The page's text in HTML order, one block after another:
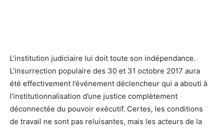
L’institution judiciaire lui doit toute son indépendance.
L’insurrection populaire des 30 et 31 octobre 2017 aura
été effectivement l’événement déclencheur qui a abouti à
l’institutionnalisation d’une justice complètement
déconnectée du pouvoir exécutif. Certes, les conditions
de travail ne sont pas reluisantes, mais les acteurs de la